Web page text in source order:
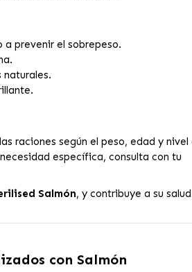
a prevenir el sobrepeso.
naturales.
raciones según el peso, edad y nivel
específica, consulta con tu
Salmón, y contribuye a su
con Salmón